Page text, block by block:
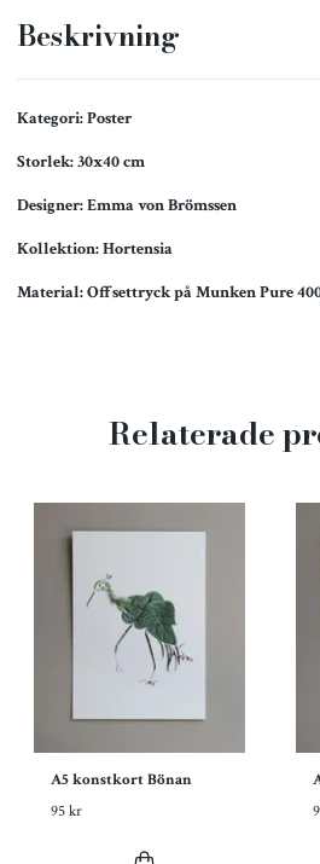
Beskrivning
Kategori: Poster
Storlek: 30x40 cm
Designer: Emma von Brömssen
Kollektion: Hortensia
Material: Offsettryck på Munken Pure
Relaterade
A5 konstkort Bönan
95 kr